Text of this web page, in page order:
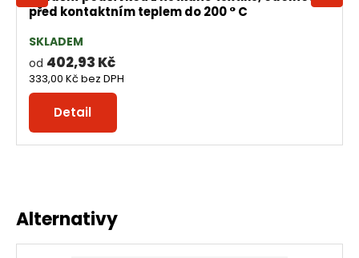
před kontaktním teplem do 200 ° C
od 402,93 Kč
333,00 Kč bez DPH
SKLADEM
Detail
Alternativy